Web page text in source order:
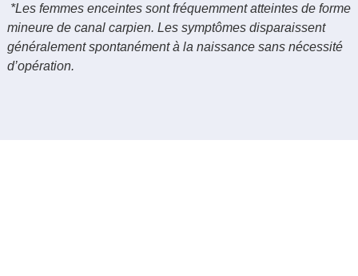
*Les femmes enceintes sont fréquemment atteintes de forme
mineure de canal carpien. Les symptômes disparaissent
généralement spontanément à la naissance sans nécessité
d’opération.